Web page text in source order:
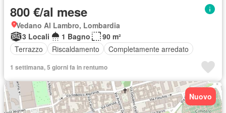
800 €/al mese
Vedano Al Lambro, Lombardia
3 Locali
1 Bagno
90 m²
Terrazzo
Riscaldamento Completamente arredato
1 settimana, 5 giorni fa in rentumo
Nuovo